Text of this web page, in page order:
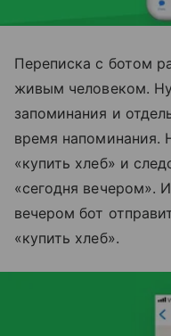
Переписка с ботом
живым человеком.
запоминания и
время напоминания.
«купить хлеб» и
«сегодня вечером».
вечером бот
«купить хлеб».